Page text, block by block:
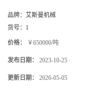
品牌： 艾斯曼机械
货号： 1
价格： ￥650000/吨
发布日期： 2023-10-25
更新日期： 2026-05-05